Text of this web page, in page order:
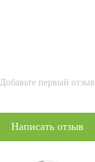
Добавьте первый отзыв
Написать отзыв